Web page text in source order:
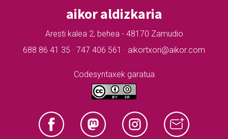
aikor aldizkaria
Aresti kalea 2, behea - 48170 Zamudio
688 86 41 35 · 747 406 561 · aikortxori@aikor.com
Codesyntaxek garatua